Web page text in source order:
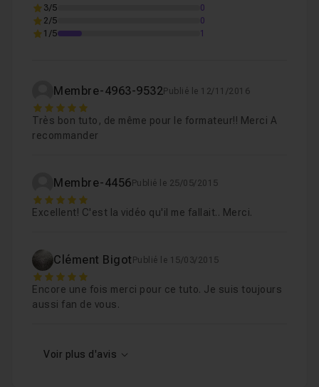
Leçon 7
3/5
0
2/5
0
1/5
1
Membre-4963-9532Publié le 12/11/2016
5
Très bon tuto, de même pour le formateur!! Merci A
recommander
Membre-4456 Publié le 25/05/2015
5
Excellent! C'est la vidéo qu'il me fallait.. Merci.
Clément Bigot Publié le 15/03/2015
5
Encore une fois merci pour ce tuto. Je suis toujours
aussi fan de vous.
Voir plus d'avis